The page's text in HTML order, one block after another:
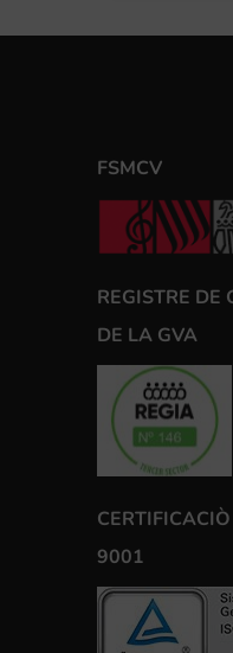
FSMCV
REGISTRE DE
DE LA GVA
9001